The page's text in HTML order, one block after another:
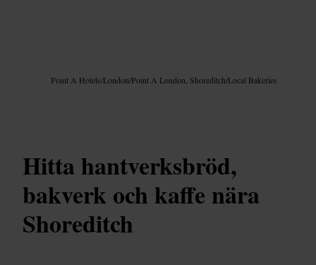
Point A Hotels/London/Point A London, Shoreditch/Local Bakeries
Hitta hantverksbröd,
bakverk och kaffe nära
Shoreditch